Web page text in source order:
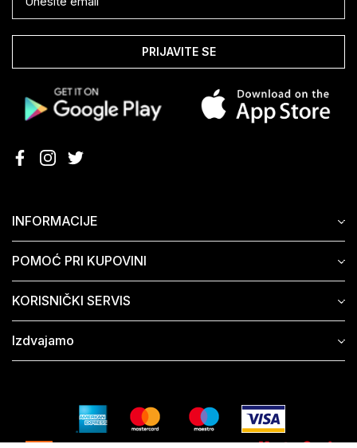
INFORMACIJE
POMOĆ PRI KUPOVINI
KORISNIČKI SERVIS
Izdvajamo
PRIJAVITE SE